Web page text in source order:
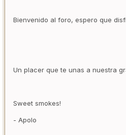
Bienvenido al foro, espero que
Un placer que te unas a nuestra
Sweet smokes!
- Apolo